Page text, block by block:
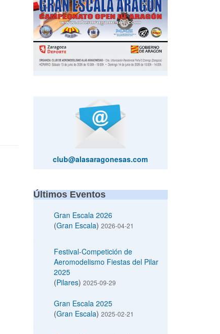
club@alasaragonesas.com
Últimos Eventos
Gran Escala 2026
(Gran Escala) 2026-04-21
Festival-Competición de
Aeromodelismo Fiestas del Pilar
2025
(Pilares) 2025-09-29
Gran Escala 2025
(Gran Escala) 2025-02-21